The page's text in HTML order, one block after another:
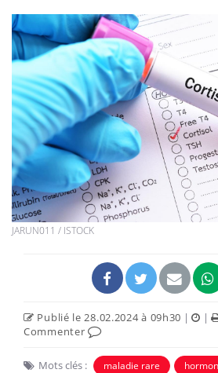
JARUN011 / ISTOCK
Publié le 28.02.2024 à 09h30 | |
Commenter
Mots clés : maladie rare